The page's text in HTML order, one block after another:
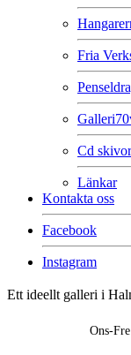
Fria
Cd skivor
Länkar
Kontakta oss
Facebook
Instagram
Ett ideellt galleri i
Ons-